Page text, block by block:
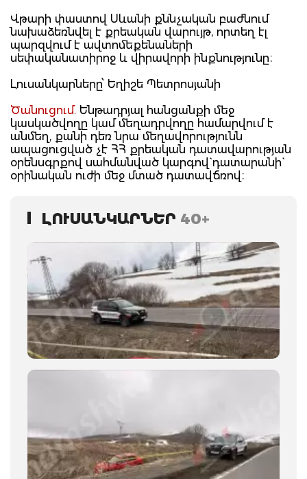
Վթարի փաստով Սևանի քննչական բաժնում
նախաձեռնվել է քրեական վարույթ, որտեղ էլ
պարզվում է ավտոմեքենաների
սեփականատիրոջ և վիրավորի ինքնությունը։
Լուսանկարները՝ Եղիշե Պետրոսյանի
Ծանուցում. Ենթադրյալ հանցանքի մեջ
կասկածվողը կամ մեղադրվողը համարվում է
անմեղ, քանի դեռ նրա մեղավորությունն
ապացուցված չէ ՀՀ քրեական դատավարության
օրենսգրքով սահմանված կարգով` դատարանի`
օրինական ուժի մեջ մտած դատավճռով։
ԼՈՒՍԱՆԿԱՐՆԵՐ 40+